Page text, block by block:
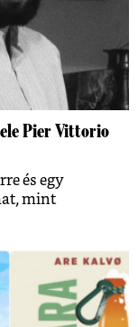
Pier Vittorio
és egy
mint